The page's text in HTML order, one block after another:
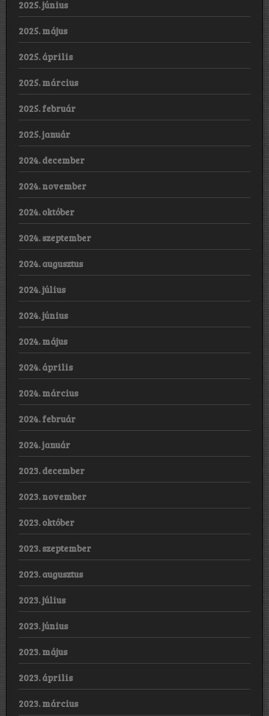
2025. június
2025. május
2025. április
2025. március
2025. február
2025. január
2024. december
2024. november
2024. október
2024. szeptember
2024. augusztus
2024. július
2024. június
2024. május
2024. április
2024. március
2024. február
2024. január
2023. december
2023. november
2023. október
2023. szeptember
2023. augusztus
2023. július
2023. június
2023. május
2023. április
2023. március